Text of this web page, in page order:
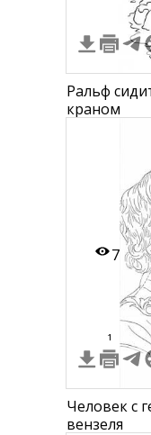
Ральф
краном
7
1
Человек с
вензеля